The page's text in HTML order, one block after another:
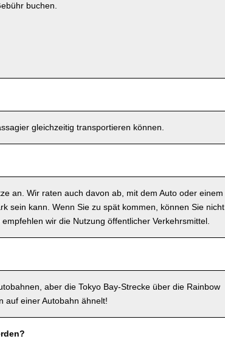
buchen.
gleichzeitig transportieren können.
an. Wir raten auch davon ab, mit dem Auto oder einem
sein kann. Wenn Sie zu spät kommen, können Sie nicht
wir die Nutzung öffentlicher Verkehrsmittel.
aber die Tokyo Bay-Strecke über die Rainbow
auf einer Autobahn ähnelt!